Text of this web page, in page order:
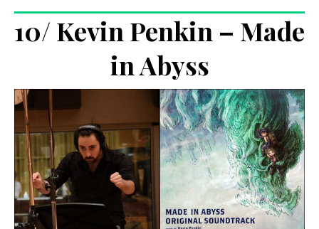
10/ Kevin Penkin – Made
in Abyss